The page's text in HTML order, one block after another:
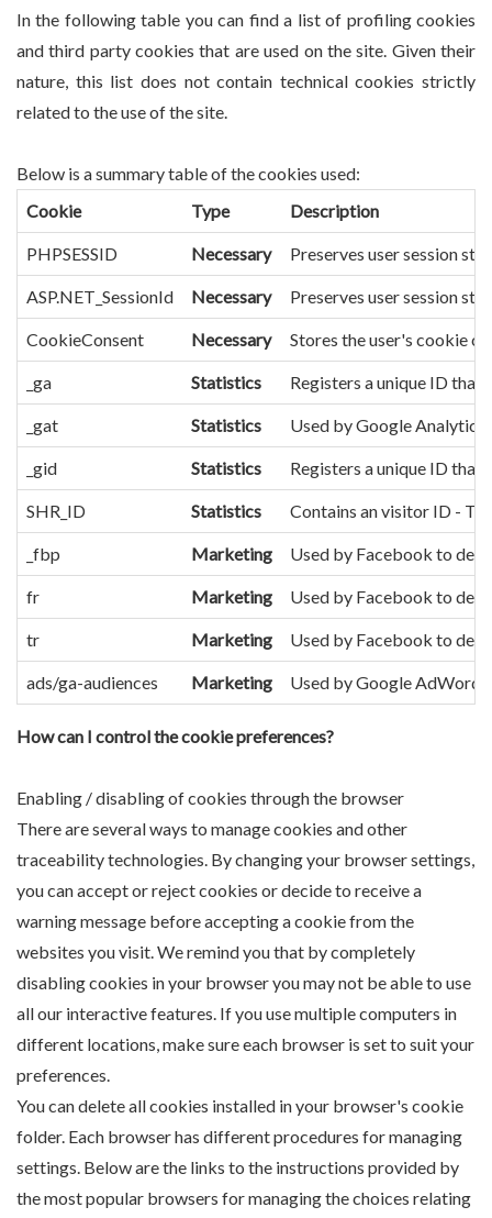
In the following table you can find a list of profiling cookies
and third party cookies that are used on the site. Given their
nature, this list does not contain technical cookies strictly
related to the use of the site.
Below is a summary table of the cookies used:
Cookie
Type Description
PHPSESSID Necessary Preserves user session
ASP.NET_SessionId Necessary Preserves user session
CookieConsent Necessary Stores the user's cookie
_ga Statistics Registers a unique ID that
_gat Statistics Used by Google
_gid Statistics Registers a unique ID that
SHR_ID Statistics Contains an visitor ID -
_fbp Marketing Used by Facebook to
fr Marketing Used by Facebook to
tr Marketing Used by Facebook to
ads/ga-audiences Marketing Used by Google
How can I control the cookie preferences?
Enabling / disabling of cookies through the browser
There are several ways to manage cookies and other
traceability technologies. By changing your browser settings,
you can accept or reject cookies or decide to receive a
warning message before accepting a cookie from the
websites you visit. We remind you that by completely
disabling cookies in your browser you may not be able to use
all our interactive features. If you use multiple computers in
different locations, make sure each browser is set to suit your
preferences.
You can delete all cookies installed in your browser's cookie
folder. Each browser has different procedures for managing
settings. Below are the links to the instructions provided by
the most popular browsers for managing the choices relating